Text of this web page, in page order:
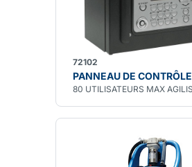
72102
PANNEAU DE
80 UTILISATEURS MAX AGILIS